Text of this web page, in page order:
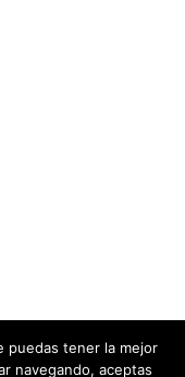
puedas tener la mejor
navegando, aceptas